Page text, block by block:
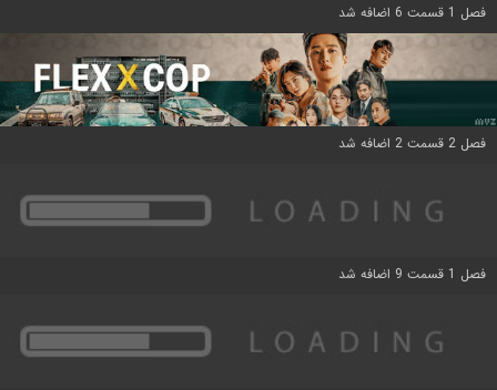
فصل 1 قسمت 6 اضافه شد
فصل 2 قسمت 2 اضافه شد
فصل 1 قسمت 9 اضافه شد